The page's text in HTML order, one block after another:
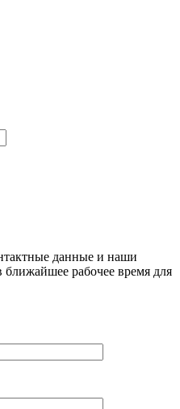
данные и наши
рабочее время для